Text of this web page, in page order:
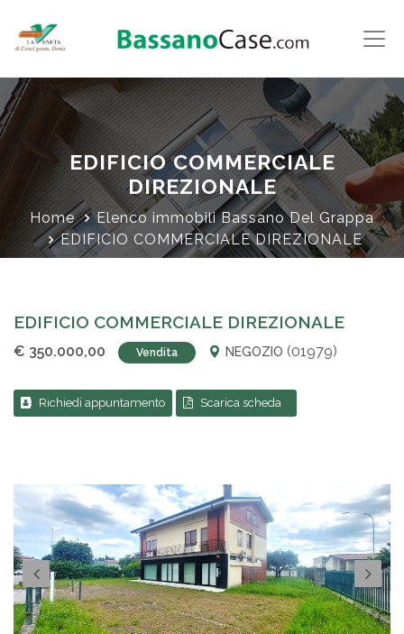
EDIFICIO COMMERCIALE
DIREZIONALE
Home
Elenco immobili Bassano Del Grappa
EDIFICIO COMMERCIALE DIREZIONALE
EDIFICIO COMMERCIALE DIREZIONALE
€ 350.000,00 Vendita NEGOZIO (01979)
Richiedi appuntamento Scarica scheda